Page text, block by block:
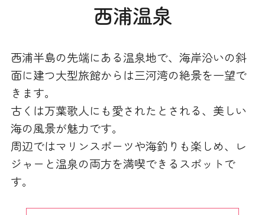
西浦温泉
西浦半島の先端にある温泉地で、海岸沿いの斜
面に建つ大型旅館からは三河湾の絶景を一望で
きます。
古くは万葉歌人にも愛されたとされる、美しい
海の風景が魅力です。
周辺ではマリンスポーツや海釣りも楽しめ、レ
ジャーと温泉の両方を満喫できるスポットで
す。